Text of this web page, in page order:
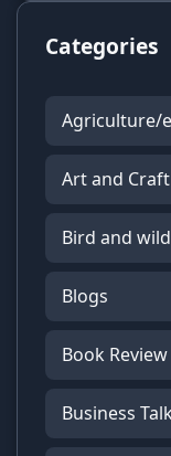
Categories
Agriculture/
Art and Craft
Bird and
Blogs
Book Review
Business Talk